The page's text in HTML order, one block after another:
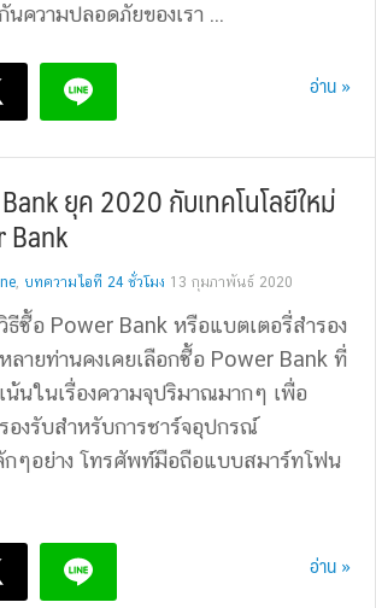
นความปลอดภัยของเรา ...
อ่าน »
ยุค 2020 กับเทคโนโลยีใหม่
Bank
, บทความไอที 24 ชั่วโมง 13 กุมภาพันธ์ 2020
วิธีซื้อ Power Bank หรือแบตเตอรี่สำรอง
หลายท่านคงเคยเลือกซื้อ Power Bank ที่
เน้นในเรื่องความจุปริมาณมากๆ เพื่อ
รองรับสำหรับการชาร์จอุปกรณ์
ๆอย่าง โทรศัพท์มือถือแบบสมาร์ทโฟน
อ่าน »